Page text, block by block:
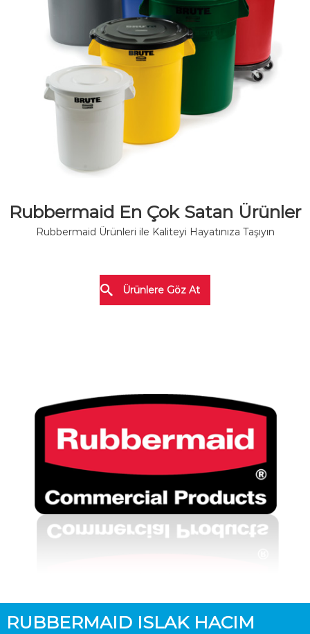
Rubbermaid En Çok Satan Ürünler
Rubbermaid Ürünleri ile Kaliteyi Hayatınıza Taşıyın
Ürünlere Göz At
RUBBERMAID ISLAK HACIM